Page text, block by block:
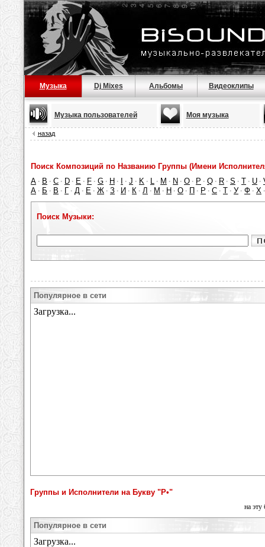
Музыка Dj Mixes Альбомы Видеоклипы
Музыка пользователей Моя музыка
назад
Поиск Композиций по Названию Группы (Имени
A · B · C · D · E · F · G · H · · J · K · L · M · N · O · P · Q · R · S · T · U ·
А · Б · В · Г · Д · Е · Ж · З · И · К · Л · М · Н · О · П · Р · С · Т · У · Ф · Х
Поиск Музыки:
Популярное в сети
Группы и Исполнители на Букву "Р•"
на эту
Популярное в сети